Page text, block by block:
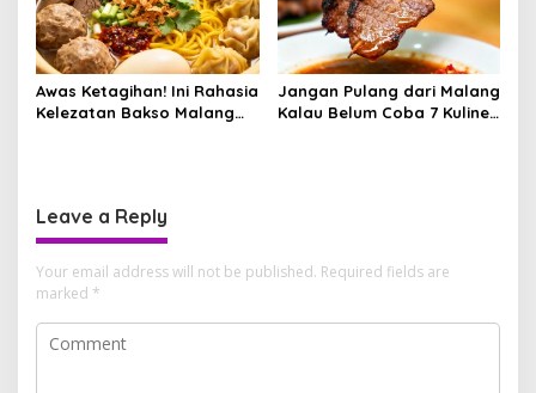
Awas Ketagihan! Ini Rahasia
Kelezatan Bakso Malang
Jangan Pulang dari Malang
Kalau Belum Coba 7 Kuliner
Leave a Reply
Your email address will not be published. Required fields are
marked *